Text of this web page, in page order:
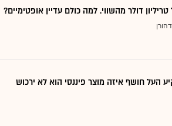
דולר מהשווי. למה כולם עדיין אופטימיים?
העל חושף איזה מוצר פיננסי הוא לא ירכוש